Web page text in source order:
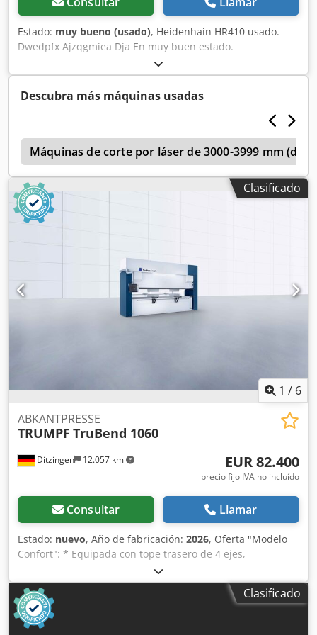
- EUR neto) - Horas de funcionamiento registradas: 8.120 h
- Ciclos de trabajo: 1.049.789 ciclos Dimensiones L x A x H:
3450 x 1850 x 2650 mm Peso: 5.000 kg En buen estado
Estado: muy bueno (usado), Heidenhain HR410 usado.
Dwedpfx Ajzqgmiea Dja En muy buen estado.
Descubra más máquinas usadas
Máquinas de corte por láser de 3000-3999 mm
Clasificado
1 / 6
Ditzingen 12.057 km
ABKANTPRESSE
TRUMPF TruBend 1060
EUR 82.400
precio fijo IVA no incluído
Consultar Llamar
Estado: nuevo, Año de fabricación: 2026, Oferta "Modelo
Confort": * Equipada con tope trasero de 4 ejes,
BendGuard, compensación de cono controlada por CNC,
juego de herramientas estándar y sujeción hidráulica de la
herramienta superior, lo que permite un cambio de
herramienta rápido y sencillo. *Las imágenes mostradas
son ejemplos y pueden no corresponder al alcance
Clasificado